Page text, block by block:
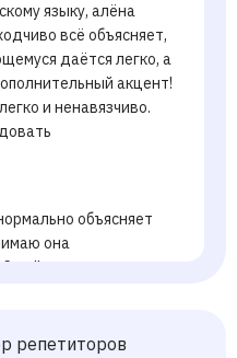
языку, алёна
всё объясняет,
даётся легко, а
акцент!
и ненавязчиво.
объясняет
она
ней я чувствую
репетиторов